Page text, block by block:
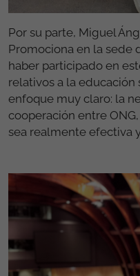
Por su parte, Miguel
Promociona en la sede
haber participado en
relativos a la educación
enfoque muy claro: la
cooperación entre
sea realmente efectiva